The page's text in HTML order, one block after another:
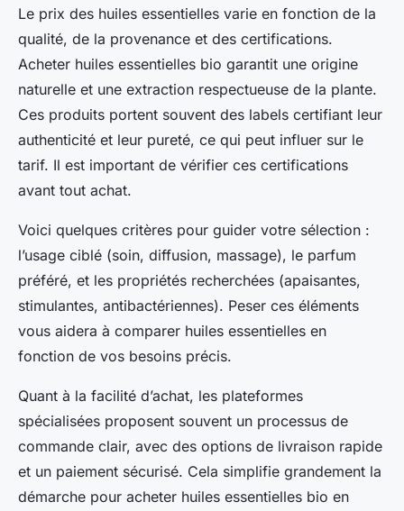
Le prix des huiles essentielles varie en fonction de la
qualité, de la provenance et des certifications.
Acheter huiles essentielles bio garantit une origine
naturelle et une extraction respectueuse de la plante.
Ces produits portent souvent des labels certifiant leur
authenticité et leur pureté, ce qui peut influer sur le
tarif. Il est important de vérifier ces certifications
avant tout achat.
Voici quelques critères pour guider votre sélection :
l’usage ciblé (soin, diffusion, massage), le parfum
préféré, et les propriétés recherchées (apaisantes,
stimulantes, antibactériennes). Peser ces éléments
vous aidera à comparer huiles essentielles en
fonction de vos besoins précis.
Quant à la facilité d’achat, les plateformes
spécialisées proposent souvent un processus de
commande clair, avec des options de livraison rapide
et un paiement sécurisé. Cela simplifie grandement la
démarche pour acheter huiles essentielles bio en